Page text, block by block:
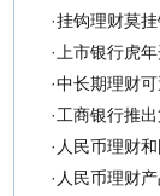
·挂钩理财莫
· 上市银行虎
·中长期理财
·工商银行推
· 人民币理财
· 人民币理财